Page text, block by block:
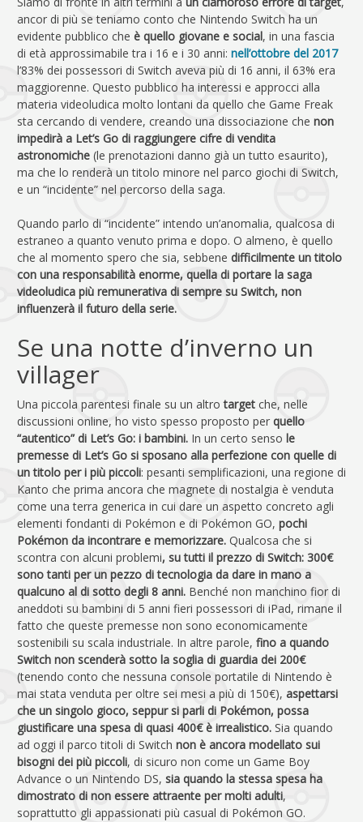
ancor di più se teniamo conto che Nintendo Switch ha un
evidente pubblico che è quello giovane e social, in una fascia
di età approssimabile tra i 16 e i 30 anni: nell’ottobre del 2017
l’83% dei possessori di Switch aveva più di 16 anni, il 63% era
maggiorenne. Questo pubblico ha interessi e approcci alla
materia videoludica molto lontani da quello che Game Freak
sta cercando di vendere, creando una dissociazione che non
impedirà a Let’s Go di raggiungere cifre di vendita
astronomiche (le prenotazioni danno già un tutto esaurito),
ma che lo renderà un titolo minore nel parco giochi di Switch,
e un “incidente” nel percorso della saga.
Quando parlo di “incidente” intendo un’anomalia, qualcosa di
estraneo a quanto venuto prima e dopo. O almeno, è quello
che al momento spero che sia, sebbene difficilmente un titolo
con una responsabilità enorme, quella di portare la saga
videoludica più remunerativa di sempre su Switch, non
influenzerà il futuro della serie.
Se una notte d’inverno un
villager
Una piccola parentesi finale su un altro target che, nelle
discussioni online, ho visto spesso proposto per quello
“autentico” di Let’s Go: i bambini. In un certo senso le
premesse di Let’s Go si sposano alla perfezione con quelle di
un titolo per i più piccoli: pesanti semplificazioni, una regione di
Kanto che prima ancora che magnete di nostalgia è venduta
come una terra generica in cui dare un aspetto concreto agli
elementi fondanti di Pokémon e di Pokémon GO, pochi
Pokémon da incontrare e memorizzare. Qualcosa che si
scontra con alcuni problemi, su tutti il prezzo di Switch: 300€
sono tanti per un pezzo di tecnologia da dare in mano a
qualcuno al di sotto degli 8 anni. Benché non manchino fior di
aneddoti su bambini di 5 anni fieri possessori di iPad, rimane il
fatto che queste premesse non sono economicamente
sostenibili su scala industriale. In altre parole, fino a quando
Switch non scenderà sotto la soglia di guardia dei 200€
(tenendo conto che nessuna console portatile di Nintendo è
mai stata venduta per oltre sei mesi a più di 150€), aspettarsi
che un singolo gioco, seppur si parli di Pokémon, possa
giustificare una spesa di quasi 400€ è irrealistico. Sia quando
ad oggi il parco titoli di Switch non è ancora modellato sui
bisogni dei più piccoli, di sicuro non come un Game Boy
Advance o un Nintendo DS, sia quando la stessa spesa ha
dimostrato di non essere attraente per molti adulti,
soprattutto gli appassionati più casual di Pokémon GO.